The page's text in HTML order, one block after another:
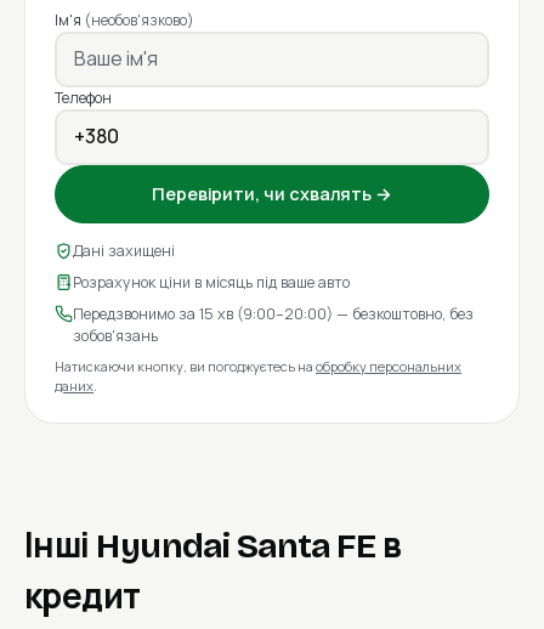
Ім'я (необов'язково)
Телефон
Перевірити, чи схвалять →
Дані захищені
Розрахунок ціни в місяць під ваше авто
Передзвонимо за 15 хв (9:00–20:00) — безкоштовно, без
зобов'язань
Натискаючи кнопку, ви погоджуєтесь на обробку персональних
даних
Інші Hyundai Santa FE в
кредит